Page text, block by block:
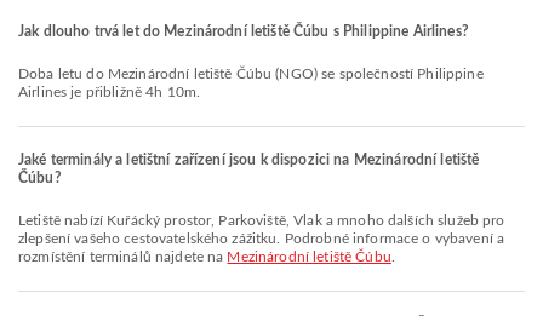
Jak dlouho trvá let do Mezinárodní letiště Čúbu s Philippine Airlines?
Doba letu do Mezinárodní letiště Čúbu (NGO) se společností Philippine
Airlines je přibližně 4h 10m.
Jaké terminály a letištní zařízení jsou k dispozici na Mezinárodní letiště
Čúbu?
Letiště nabízí Kuřácký prostor, Parkoviště, Vlak a mnoho dalších služeb pro
zlepšení vašeho cestovatelského zážitku. Podrobné informace o vybavení a
rozmístění terminálů najdete na Mezinárodní letiště Čúbu